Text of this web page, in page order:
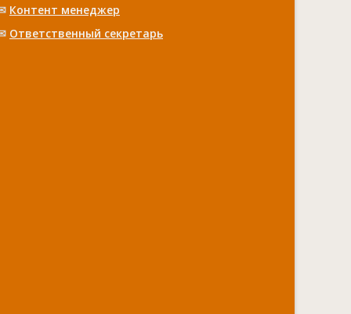
Контент менеджер
Ответственный cекретарь